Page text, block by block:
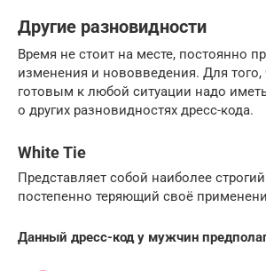
Другие разновидности
Время не стоит на месте, постоянно
изменения и нововведения. Для
готовым к любой ситуации надо
о других разновидностях дресс-кода.
White Tie
Представляет собой наиболее
постепенно теряющий своё
Данный дресс-код у мужчин